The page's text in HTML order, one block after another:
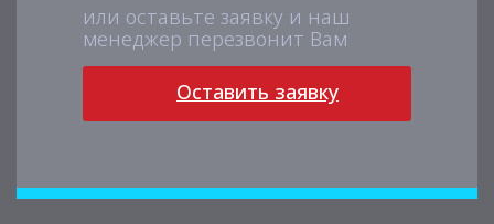
или оставьте заявку и наш
менеджер перезвонит Вам
Оставить заявку